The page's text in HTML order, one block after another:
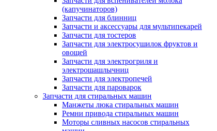
(капучинаторов)
Запчасти для блинниц
Запчасти и аксессуары для мультипекарей
Запчасти для тостеров
Запчасти для электросушилок фруктов и
овощей
Запчасти для электрогриля и
электрошашлычниц
Запчасти для электропечей
Запчасти для пароварок
Запчасти для стиральных машин
Манжеты люка стиральных машин
Ремни привода стиральных машин
Моторы сливных насосов стиральных